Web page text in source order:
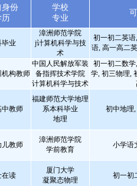
身份
历
学校
专业
毕业
漳洲师范学院
j计算机科学与技
术
初一初二英
语, 高一高二
构教师
中国人民解放军装
备指挥技术学院
计算机科学与技术
初一初二数
学, 初三物理,
中教师
福建师范大学地理
系本科毕业
地理
初中地理
儿教师
漳洲师范学院
学前教育
小学语
在读
厦门大学
凝聚态物理
初一初